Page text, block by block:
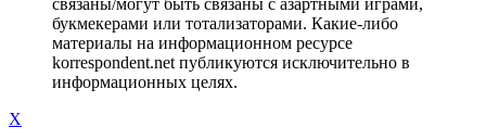
букмекерами или тотализаторами. Какие-либо
материалы на информационном ресурсе
korrespondent.net публикуются исключительно в
информационных целях.
X